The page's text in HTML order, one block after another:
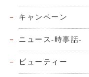
キャンペーン
ニュース-時事話-
ビューティー